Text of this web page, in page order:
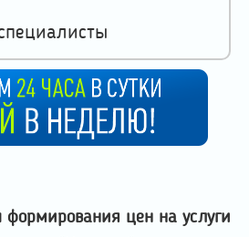
формирования цен на услуги